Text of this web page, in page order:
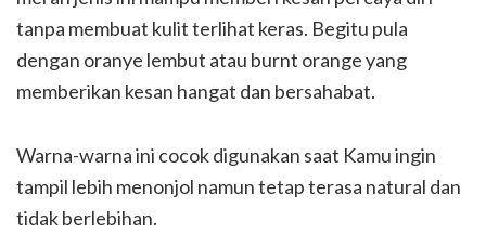
tanpa membuat kulit terlihat keras. Begitu pula
dengan oranye lembut atau burnt orange yang
memberikan kesan hangat dan bersahabat.
Warna-warna ini cocok digunakan saat Kamu ingin
tampil lebih menonjol namun tetap terasa natural dan
tidak berlebihan.